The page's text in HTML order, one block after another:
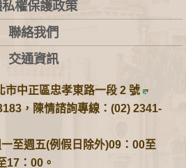
私權保護政策
聯絡我們
交通資訊
市中正區忠孝東路一段 2 號
，陳情諮詢專線：(02) 2341-
至週五(例假日除外)09：00至
17：00。